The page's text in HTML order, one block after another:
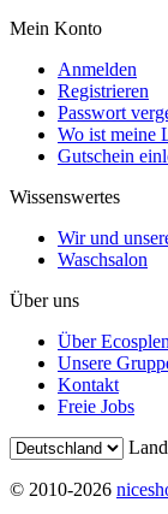
Mein Konto
Anmelden
Registrieren
Passwort
Wo ist meine
Gutschein
Wissenswertes
Wir und
Waschsalon
Über uns
Über
Unsere
Kontakt
Freie Jobs
© 2010-2026